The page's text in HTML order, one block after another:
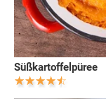
Süßkartoffelpüree